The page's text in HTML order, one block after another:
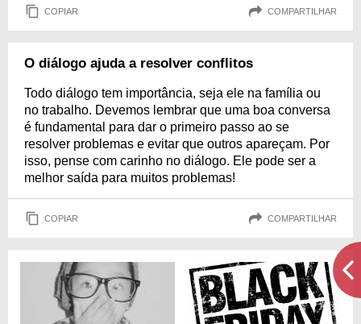
COPIAR COMPARTILHAR
O diálogo ajuda a resolver conflitos
Todo diálogo tem importância, seja ele na família ou
no trabalho. Devemos lembrar que uma boa conversa
é fundamental para dar o primeiro passo ao se
resolver problemas e evitar que outros apareçam. Por
isso, pense com carinho no diálogo. Ele pode ser a
melhor saída para muitos problemas!
COPIAR COMPARTILHAR